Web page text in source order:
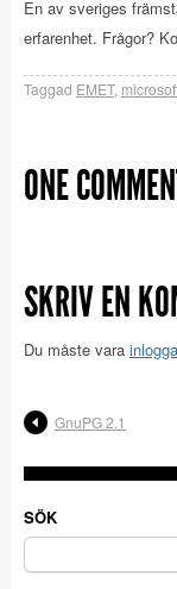
En av sveriges
erfarenhet. Frågor?
Taggad EMET,
ONE
SKRIV EN
Du måste vara
GnuPG 2.1
SÖK
Sök
efter: